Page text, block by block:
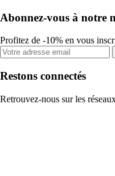
Abonnez-vous à notre
Profitez de -10% en vous
Restons connectés
Retrouvez-nous sur les